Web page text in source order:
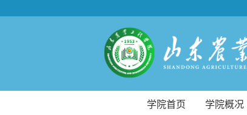
学院首页 学院概况